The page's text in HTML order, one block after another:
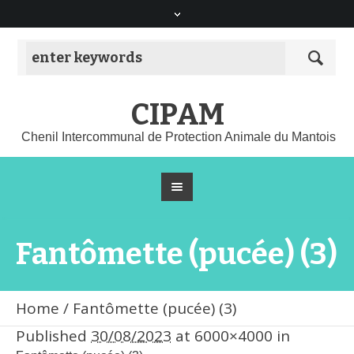
CIPAM
Chenil Intercommunal de Protection Animale du Mantois
Fantômette (pucée) (3)
Home / Fantômette (pucée) (3)
Published 30/08/2023 at 6000×4000 in